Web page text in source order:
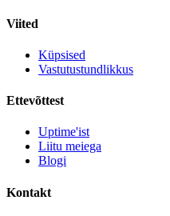
Viited
Küpsised
Vastutustundlikkus
Ettevõttest
Uptime'ist
Liitu meiega
Blogi
Kontakt